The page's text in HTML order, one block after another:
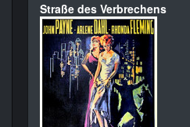
Straße des Verbrechens